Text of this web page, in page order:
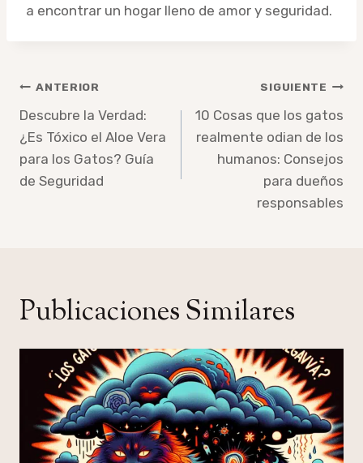
a encontrar un hogar lleno de amor y seguridad.
Navegación
de
entradas
ANTERIOR
Descubre la Verdad:
¿Es Tóxico el Aloe Vera
para los Gatos? Guía
de Seguridad
SIGUIENTE
10 Cosas que los gatos
realmente odian de los
humanos: Consejos
para dueños
responsables
Publicaciones Similares